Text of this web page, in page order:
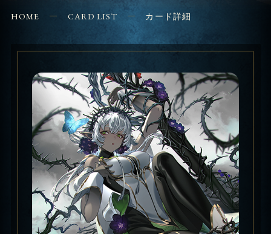
HOME CARD LIST カード詳細